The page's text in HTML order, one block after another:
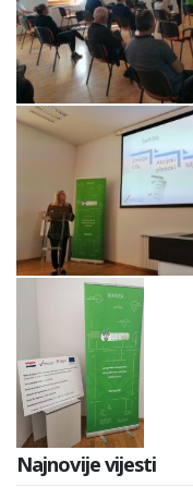
Najnovije vijesti